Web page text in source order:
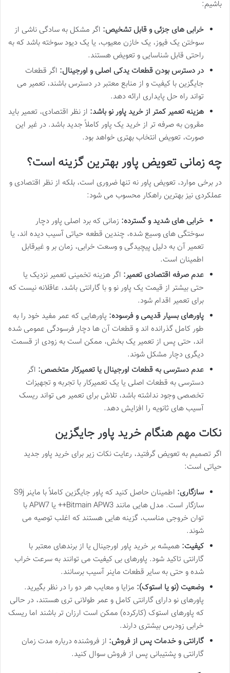
باشیم:
خرابی های جزئی و قابل تشخیص: اگر مشکل به سادگی ناشی از
سوختن یک فیوز، یک خازن معیوب، یا یک دیود سوخته باشد که به
راحتی قابل شناسایی و تعویض هستند.
در دسترس بودن قطعات یدکی اصلی و اورجینال: اگر قطعات
جایگزین با کیفیت و از منابع معتبر در دسترس باشند، تعمیر می
تواند راه حل پایداری ارائه دهد.
هزینه تعمیر کمتر از خرید پاور نو باشد: از نظر اقتصادی، تعمیر باید
مقرون به صرفه تر از خرید یک پاور کاملاً جدید باشد. در غیر این
صورت، تعویض انتخاب بهتری خواهد بود.
چه زمانی تعویض پاور بهترین گزینه است؟
در برخی موارد، تعویض پاور نه تنها ضروری است، بلکه از نظر اقتصادی و
عملکردی نیز بهترین راهکار محسوب می شود:
خرابی های شدید و گسترده: زمانی که برد اصلی پاور دچار
سوختگی های وسیع شده، چندین قطعه حیاتی آسیب دیده اند، یا
تعمیر آن به دلیل پیچیدگی و وسعت خرابی، زمان بر و غیرقابل
اطمینان است.
عدم صرفه اقتصادی تعمیر: اگر هزینه تخمینی تعمیر نزدیک یا
حتی بیشتر از قیمت یک پاور نو و با گارانتی باشد، عاقلانه نیست که
برای تعمیر اقدام شود.
پاورهای بسیار قدیمی و فرسوده: پاورهایی که عمر مفید خود را به
طور کامل گذرانده اند و قطعات آن ها دچار فرسودگی عمومی شده
اند، حتی پس از تعمیر یک بخش، ممکن است به زودی از قسمت
دیگری دچار مشکل شوند.
عدم دسترسی به قطعات اورجینال یا تعمیرکار متخصص: اگر
دسترسی به قطعات اصلی یا یک تعمیرکار با تجربه و تجهیزات
تخصصی وجود نداشته باشد، تلاش برای تعمیر می تواند ریسک
آسیب های ثانویه را افزایش دهد.
نکات مهم هنگام خرید پاور جایگزین
اگر تصمیم به تعویض گرفتید، رعایت نکات زیر برای خرید پاور جدید
حیاتی است:
سازگاری:
اطمینان حاصل کنید که پاور جایگزین کاملاً با ماینر S9j
سازگار است. مدل هایی مانند Bitmain APW3++ یا APW7 با
توان خروجی مناسب، گزینه هایی هستند که اغلب توصیه می
شوند.
کیفیت: همیشه بر خرید پاور اورجینال یا از برندهای معتبر با
گارانتی تاکید شود. پاورهای بی کیفیت می توانند به سرعت خراب
شده و حتی به سایر قطعات ماینر آسیب برسانند.
وضعیت (نو یا استوک): مزایا و معایب هر دو را در نظر بگیرید.
پاورهای نو دارای گارانتی کامل و عمر طولانی تری هستند، در حالی
که پاورهای استوک (کارکرده) ممکن است ارزان تر باشند اما ریسک
خرابی زودرس بیشتری دارند.
گارانتی و خدمات پس از فروش: از فروشنده درباره مدت زمان
گارانتی و پشتیبانی پس از فروش سوال کنید.